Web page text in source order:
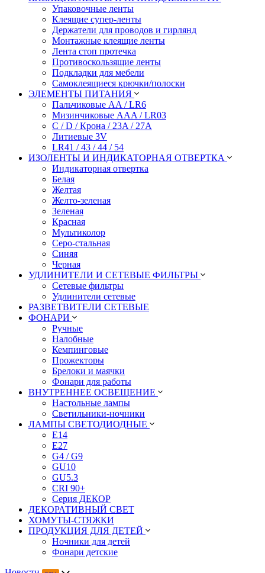
Упаковочные ленты
Клеящие супер-ленты
Держатели для проводов и гирлянд
Монтажные клеящие ленты
Лента стоп протечка
Противоскользящие ленты
Подкладки для мебели
Самоклеящиеся крючки/полоски
ЭЛЕМЕНТЫ ПИТАНИЯ
Пальчиковые AA / LR6
Мизинчиковые AAA / LR03
C / D / Крона / 23A / 27A
Литиевые 3V
LR41 / 43 / 44 / 54
ИЗОЛЕНТЫ И ИНДИКАТОРНАЯ ОТВЕРТКА
Индикаторная отвертка
Белая
Желтая
Желто-зеленая
Зеленая
Красная
Мультиколор
Серо-стальная
Синяя
Черная
УДЛИНИТЕЛИ И СЕТЕВЫЕ ФИЛЬТРЫ
Сетевые фильтры
Удлинители сетевые
РАЗВЕТВИТЕЛИ СЕТЕВЫЕ
ФОНАРИ
Ручные
Налобные
Кемпинговые
Прожекторы
Брелоки и маячки
Фонари для работы
ВНУТРЕННЕЕ ОСВЕЩЕНИЕ
Настольные лампы
Светильники-ночники
ЛАМПЫ СВЕТОДИОДНЫЕ
E14
E27
G4 / G9
GU10
GU5.3
CRI 90+
Серия ДЕКОР
ДЕКОРАТИВНЫЙ СВЕТ
ХОМУТЫ-СТЯЖКИ
ПРОДУКЦИЯ ДЛЯ ДЕТЕЙ
Ночники для детей
Фонари детские